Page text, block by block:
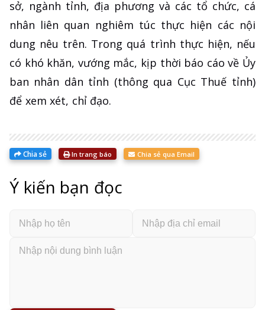
sở, ngành tỉnh, địa phương và các tổ chức, cá
nhân liên quan nghiêm túc thực hiện các nội
dung nêu trên. Trong quá trình thực hiện, nếu
có khó khăn, vướng mắc, kịp thời báo cáo về Ủy
ban nhân dân tỉnh (thông qua Cục Thuế tỉnh)
để xem xét, chỉ đạo.
Chia sẻ In trang báo Chia sẻ qua Email
Ý kiến bạn đọc